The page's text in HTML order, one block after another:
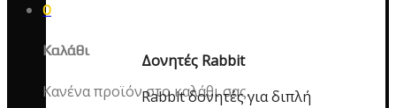
0
Καλάθι
Κανένα προϊόν στο καλάθι σας.
Δονητές Rabbit
Rabbit δονητές για διπλή